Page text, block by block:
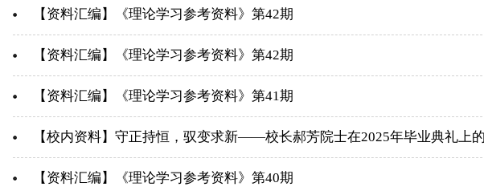
【资料汇编】《理论学习参考资料》第42期
【资料汇编】《理论学习参考资料》第42期
【资料汇编】《理论学习参考资料》第41期
【校内资料】守正持恒，驭变求新——校长郝芳院士在2025年毕业典礼上
【资料汇编】《理论学习参考资料》第40期